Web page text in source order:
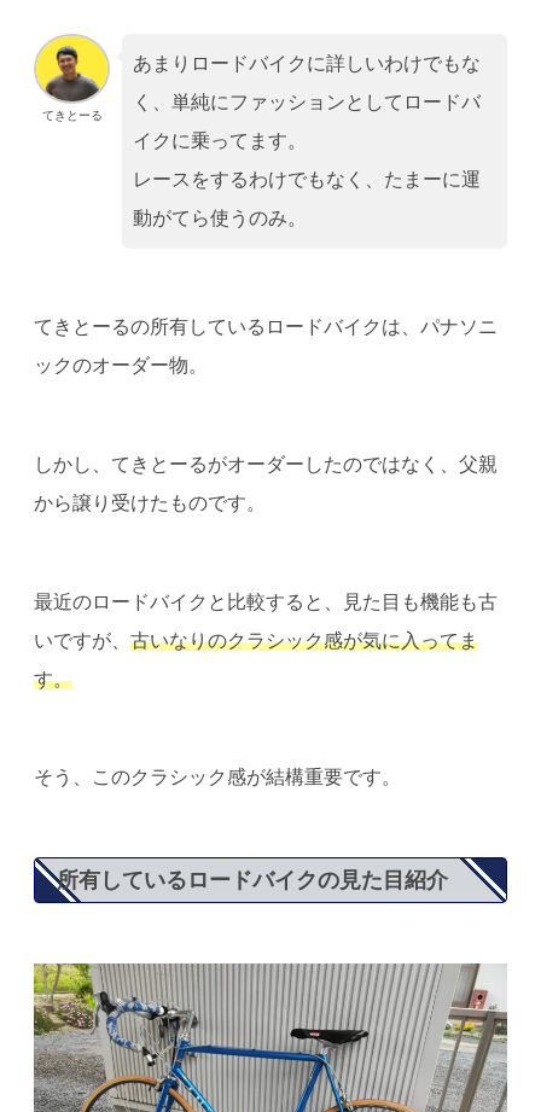
てきとーる
あまりロードバイクに詳しいわけでもな
く、単純にファッションとしてロードバ
イクに乗ってます。
レースをするわけでもなく、たまーに運
動がてら使うのみ。
てきとーるの所有しているロードバイクは、パナソニ
ックのオーダー物。
しかし、てきとーるがオーダーしたのではなく、父親
から譲り受けたものです。
最近のロードバイクと比較すると、見た目も機能も古
いですが、古いなりのクラシック感が気に入ってま
す。
そう、このクラシック感が結構重要です。
所有しているロードバイクの見た目紹介